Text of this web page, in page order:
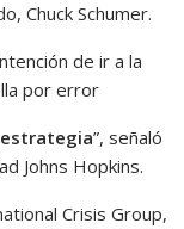
Chuck Schumer.
de ir a la
por error
estrategia”, señaló
Johns Hopkins.
Crisis Group,